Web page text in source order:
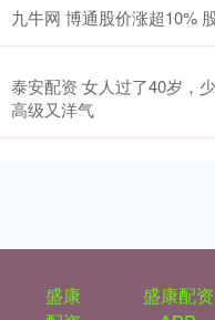
九牛网 博通股价涨超10%
泰安配资 女人过了40岁，
高级又洋气
盛康
盛康配资